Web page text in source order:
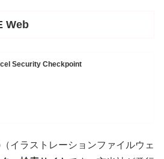
Web
Security Checkpoint
イラストレーションファイルウェ